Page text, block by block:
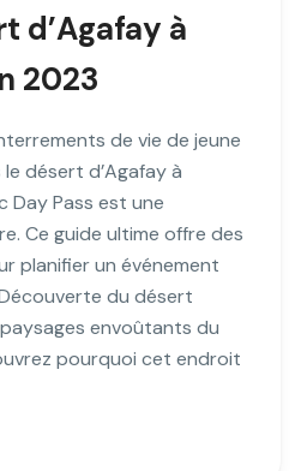
d’Agafay à
2023
de vie de jeune
désert d’Agafay à
Day Pass est une
Ce guide ultime offre des
planifier un événement
du désert
envoûtants du
pourquoi cet endroit